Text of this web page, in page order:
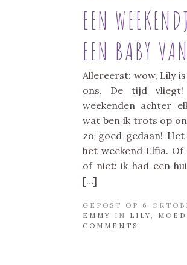
EEN
EEN BABY
Allereerst: wow, Lily
ons. De tijd
weekenden achter
wat ben ik trots op
zo goed gedaan!
het weekend Elfia.
of niet: ik had een
[…]
GEPOST OP 6
EMMY
IN LILY,
COMMENTS